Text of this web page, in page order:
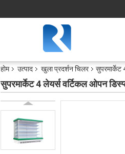
होम उत्पाद खुला प्रदर्शन चिलर सुपरमार्केट
सुपरमार्केट 4 लेयर्स वर्टिकल ओपन